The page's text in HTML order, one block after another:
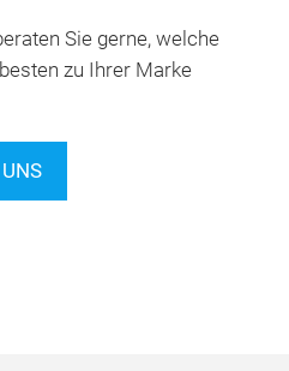
Sie gerne, welche
zu Ihrer Marke